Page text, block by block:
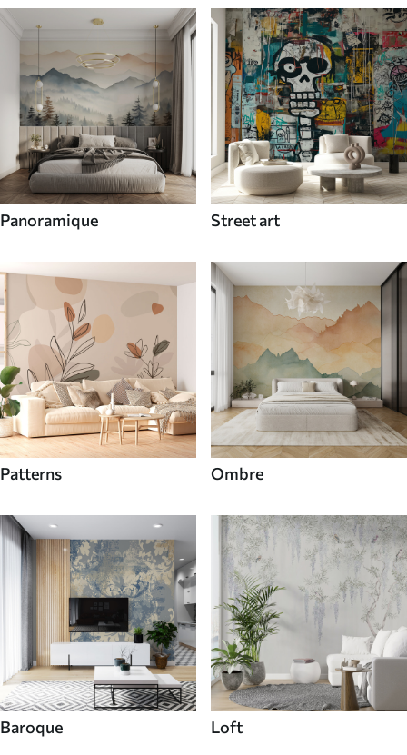
Panoramique Street art
Patterns Ombre
Baroque Loft